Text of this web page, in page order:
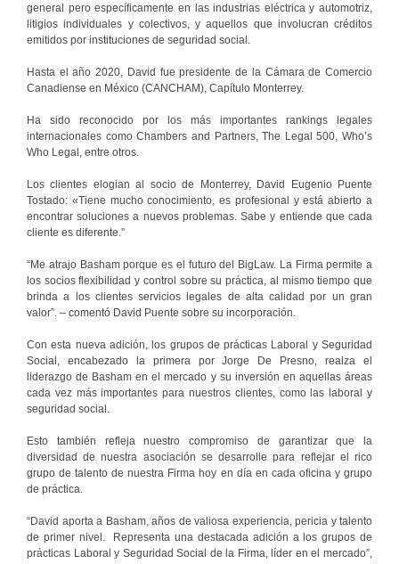
general pero específicamente en las industrias eléctrica y automotriz,
litigios individuales y colectivos, y aquellos que involucran créditos
emitidos por instituciones de seguridad social.
Hasta el año 2020, David fue presidente de la Cámara de Comercio
Canadiense en México (CANCHAM), Capítulo Monterrey.
Ha sido reconocido por los más importantes rankings legales
internacionales como Chambers and Partners, The Legal 500, Who’s
Who Legal, entre otros.
Los clientes elogian al socio de Monterrey, David Eugenio Puente
Tostado: «Tiene mucho conocimiento, es profesional y está abierto a
encontrar soluciones a nuevos problemas. Sabe y entiende que cada
cliente es diferente.”
“Me atrajo Basham porque es el futuro del BigLaw. La Firma permite a
los socios flexibilidad y control sobre su práctica, al mismo tiempo que
brinda a los clientes servicios legales de alta calidad por un gran
valor”. – comentó David Puente sobre su incorporación.
Con esta nueva adición, los grupos de prácticas Laboral y Seguridad
Social, encabezado la primera por Jorge De Presno, realza el
liderazgo de Basham en el mercado y su inversión en aquellas áreas
cada vez más importantes para nuestros clientes, como las laboral y
seguridad social.
Esto también refleja nuestro compromiso de garantizar que la
diversidad de nuestra asociación se desarrolle para reflejar el rico
grupo de talento de nuestra Firma hoy en día en cada oficina y grupo
de práctica.
“David aporta a Basham, años de valiosa experiencia, pericia y talento
de primer nivel. Representa una destacada adición a los grupos de
prácticas Laboral y Seguridad Social de la Firma, líder en el mercado”,